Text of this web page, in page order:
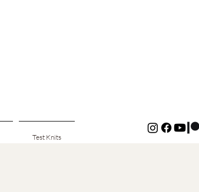
Test Knits